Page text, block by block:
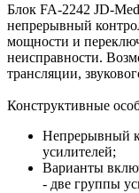
Блок FA-2242 JD-
непрерывный
мощности и
неисправности.
трансляции,
Конструктивные
Непрерывный
усилителей;
Варианты
- две группы